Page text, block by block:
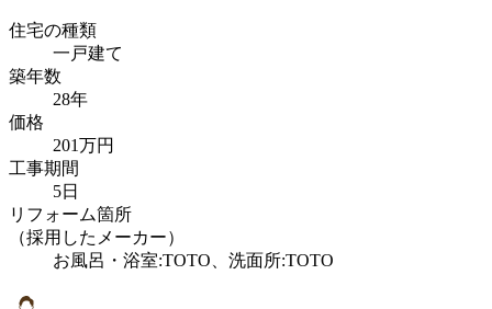
住宅の種類
一戸建て
築年数
28年
価格
201万円
工事期間
5日
リフォーム箇所
（採用したメーカー）
お風呂・浴室:TOTO、洗面所:TOTO